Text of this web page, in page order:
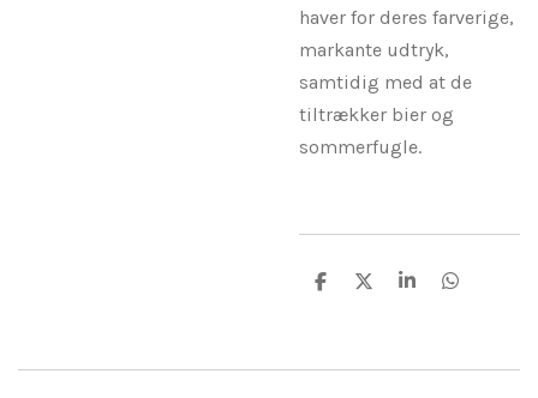
haver for deres farverige,
markante udtryk,
samtidig med at de
tiltrækker bier og
sommerfugle.
D
D
D
D